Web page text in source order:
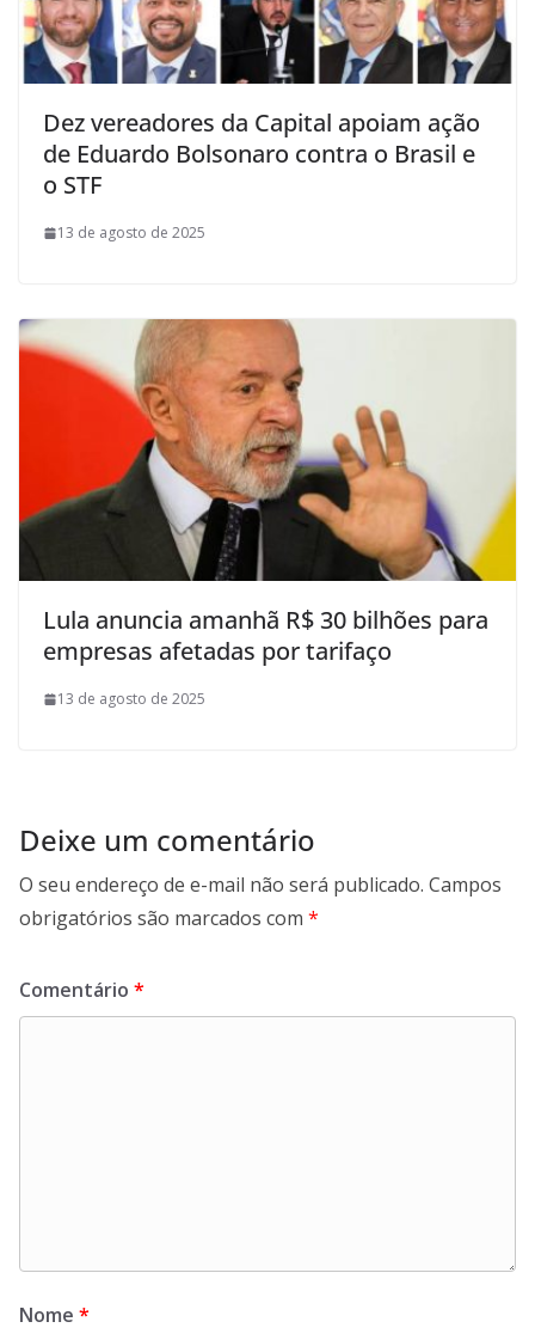
Dez vereadores da Capital apoiam ação
de Eduardo Bolsonaro contra o Brasil e
o STF
13 de agosto de 2025
Lula anuncia amanhã R$ 30 bilhões para
empresas afetadas por tarifaço
13 de agosto de 2025
Deixe um comentário
O seu endereço de e-mail não será publicado. Campos
obrigatórios são marcados com *
Comentário *
Nome *